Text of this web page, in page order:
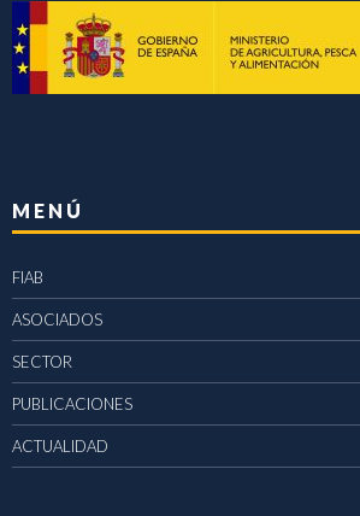
MENÚ
FIAB
ASOCIADOS
SECTOR
PUBLICACIONES
ACTUALIDAD